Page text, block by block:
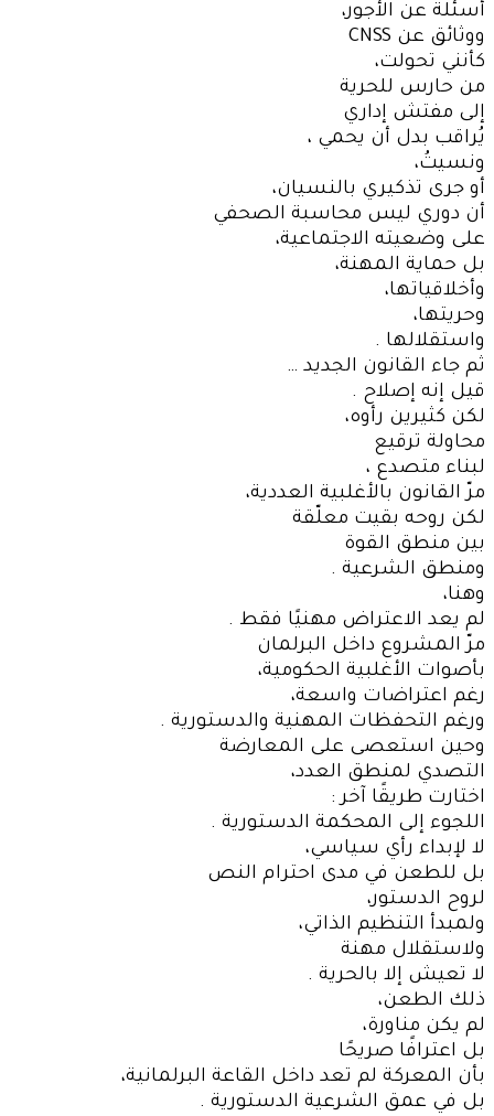
أسئلة عن الأجور،
ووثائق عن CNSS
كأنني تحولت،
من حارس للحرية
إلى مفتش إداري
يُراقب بدل أن يحمي ،
ونسيتُ،
أو جرى تذكيري بالنسيان،
أن دوري ليس محاسبة الصحفي
على وضعيته الاجتماعية،
بل حماية المهنة،
وأخلاقياتها،
وحريتها،
واستقلالها .
ثم جاء القانون الجديد …
قيل إنه إصلاح .
لكن كثيرين رأوه،
محاولة ترقيع
لبناء متصدع ،
مرّ القانون بالأغلبية العددية،
لكن روحه بقيت معلّقة
بين منطق القوة
ومنطق الشرعية .
وهنا،
لم يعد الاعتراض مهنيًا فقط .
مرّ المشروع داخل البرلمان
بأصوات الأغلبية الحكومية،
رغم اعتراضات واسعة،
ورغم التحفظات المهنية والدستورية .
وحين استعصى على المعارضة
التصدي لمنطق العدد،
اختارت طريقًا آخر :
اللجوء إلى المحكمة الدستورية .
لا لإبداء رأي سياسي،
بل للطعن في مدى احترام النص
لروح الدستور،
ولمبدأ التنظيم الذاتي،
ولاستقلال مهنة
لا تعيش إلا بالحرية .
ذلك الطعن،
لم يكن مناورة،
بل اعترافًا صريحًا
بأن المعركة لم تعد داخل القاعة البرلمانية،
بل في عمق الشرعية الدستورية .